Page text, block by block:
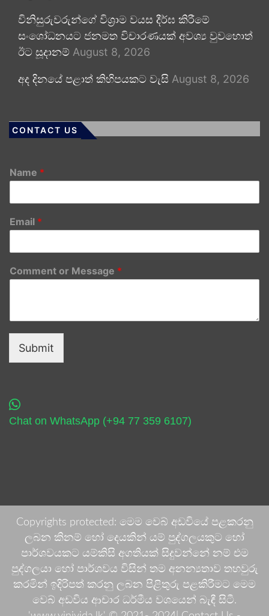
විනිසුරුවරුන්ගේ විශ්‍රාම වයස දීර්ඝ කිරීමේ
සංශෝධනයට ජනමත විචාරණයක් අවශ්‍ය වුවහොත්
ඊට සූදානම් August 8, 2026
අද දිනයේ පළාත් කිහිපයකට වැසි August 8, 2026
CONTACT US
Name *
Email *
Comment or Message *
Submit
Chat on WhatsApp (+94 77 359 6107)
Copyrights protected: මෙම වෙබ් අඩවියේ පළකරනු
ලබන කිනම් හෝ දෙයකින් යම් පුද්ගලයකුට හෝ
පාර්ශවයකට යම්කිසි අගතියක් සිදුවන්නේ නම් එම
පුද්ගලයා හෝ පාර්ශවය විසින් තම අනන්‍යතාව තහවුරු
කරමින් ඉදිරිපත් කරනු ලබන පිළිතුරු පළකිරීමට මෙම
වෙබ් අඩවිය ආචාර ධර්මීය වශයෙන් බැඳී සිටී.